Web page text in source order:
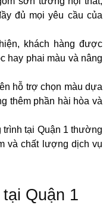
đủ mọi yêu cầu của
khách hàng được
hay phai màu và nâng
hỗ trợ chọn màu dựa
thêm phần hài hòa và
trình tại Quận 1 thường
và chất lượng dịch vụ
Quận 1